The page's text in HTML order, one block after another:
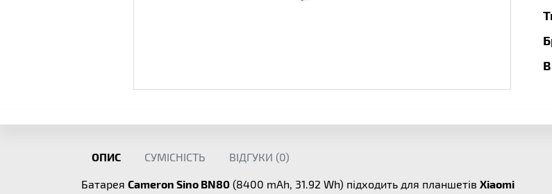
ОПИС СУМІСНІСТЬ ВІДГУКИ (0)
Батарея Cameron Sino BN80 (8400 mAh, 31.92 Wh) підходить для планшетів Xiaomi